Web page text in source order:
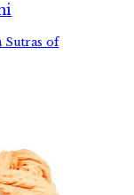
Sutras of